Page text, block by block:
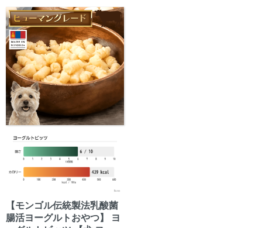
【モンゴル伝統製法乳酸菌
腸活ヨーグルトおやつ】 ヨ